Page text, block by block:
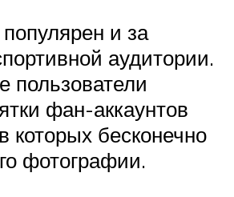
и за
аудитории.
пользователи
фан-аккаунтов
которых бесконечно
фотографии.